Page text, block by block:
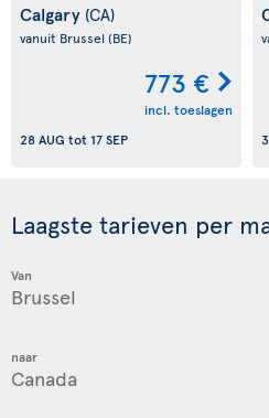
Calgary (CA)
vanuit Brussel (BE)
773 €
incl. toeslagen
28 AUG tot 17 SEP
Laagste tarieven per
Van
naar